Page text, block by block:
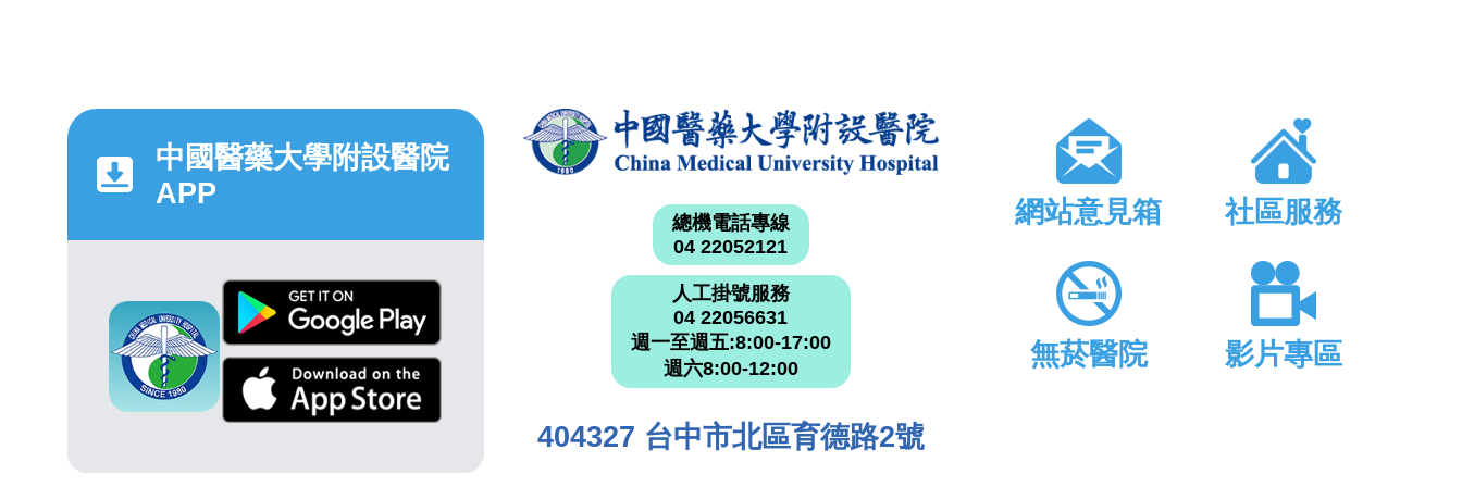
中國醫藥大學附設醫院
APP
總機電話專線
04 22052121
人工掛號服務
04 22056631
週一至週五:8:00-17:00
週六8:00-12:00
404327 台中市北區育德路2號
網站意見箱 社區服務
無菸醫院 影片專區